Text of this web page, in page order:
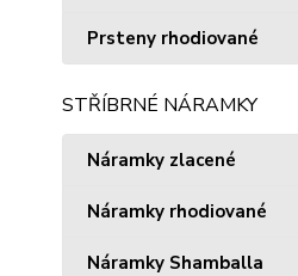
Prsteny rhodiované
STŘÍBRNÉ NÁRAMKY
Náramky zlacené
Náramky rhodiované
Náramky Shamballa